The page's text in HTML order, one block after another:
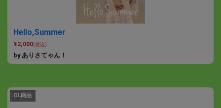
Hello,Summer
¥2,000(税込)
by ありさてゃん！
DL商品